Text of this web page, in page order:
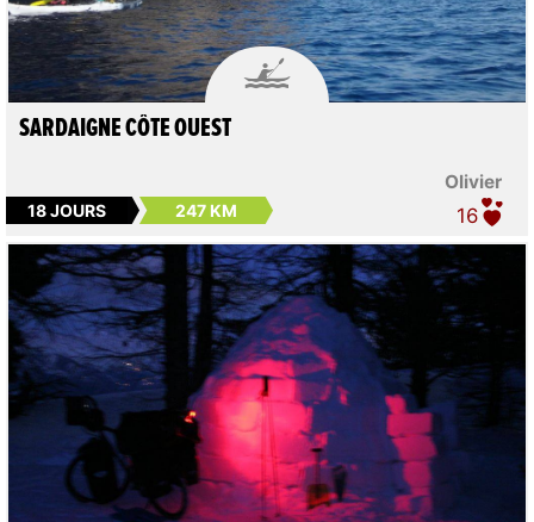

Olivier
SARDAIGNE CÔTE OUEST
18 JOURS 247 KM 16